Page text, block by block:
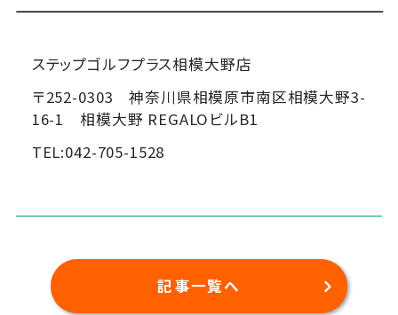
ステップゴルフプラス相模大野店
〒252-0303 神奈川県相模原市南区相模大野3-
16-1 相模大野 REGALOビルB1
TEL:042-705-1528
記事一覧へ